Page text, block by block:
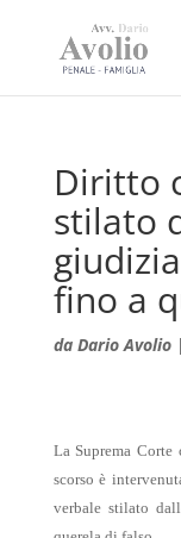
Diritto
stilato
fino a
da Dario Avolio|
La Suprema Corte
scorso è
verbale stilato